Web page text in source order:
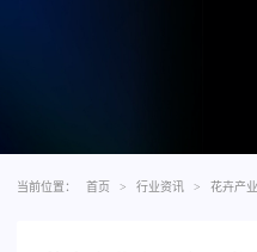
当前位置： 首页 > 行业资讯 > 花卉产